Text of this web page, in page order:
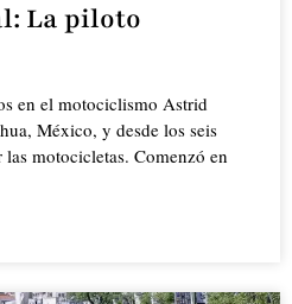
La piloto
en el motociclismo Astrid
México, y desde los seis
motocicletas. Comenzó en